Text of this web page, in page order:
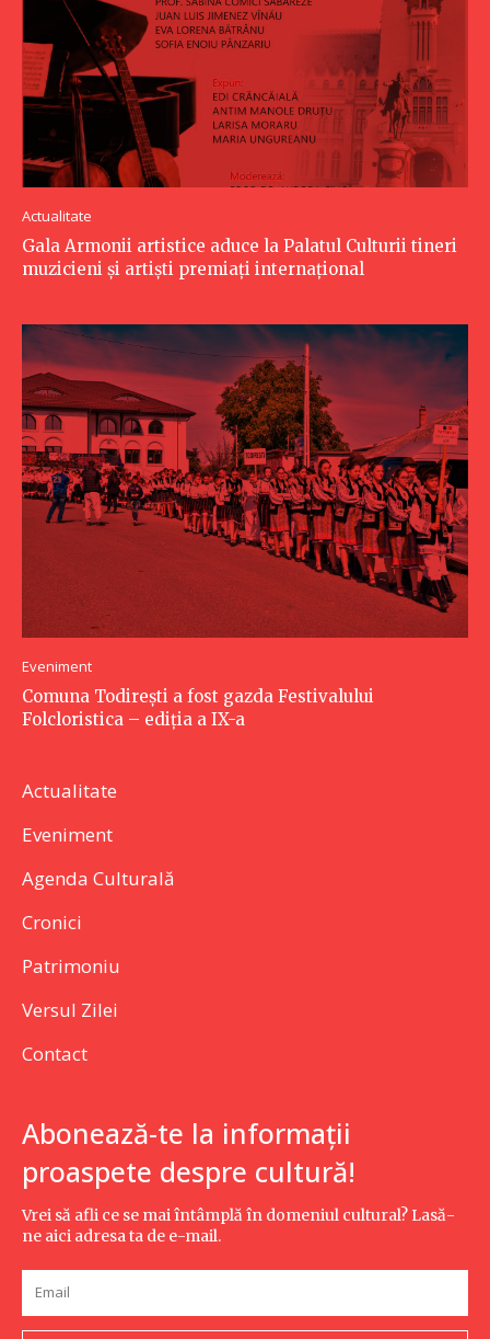
Actualitate
Gala Armonii artistice aduce la Palatul Culturii tineri
muzicieni și artiști premiați internațional
Eveniment
Comuna Todirești a fost gazda Festivalului
Folcloristica – ediția a IX-a
Actualitate
Eveniment
Agenda Culturală
Cronici
Patrimoniu
Versul Zilei
Contact
Abonează-te la informații
proaspete despre cultură!
Vrei să afli ce se mai întâmplă în domeniul cultural? Lasă-
ne aici adresa ta de e-mail.